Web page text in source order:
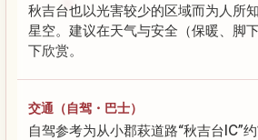
秋吉台也以光害较少的区域而为人所
星空。建议在天气与安全（保暖、脚
下欣赏。
交通（自驾・巴士）
自驾参考为从小郡萩道路“秋吉台IC”